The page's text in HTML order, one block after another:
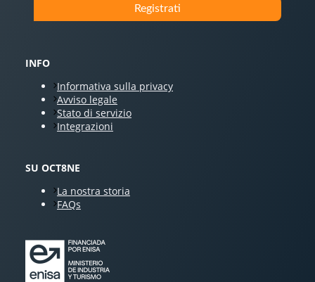
INFO
Informativa sulla privacy
Avviso legale
Stato di servizio
Integrazioni
SU OCT8NE
La nostra storia
FAQs